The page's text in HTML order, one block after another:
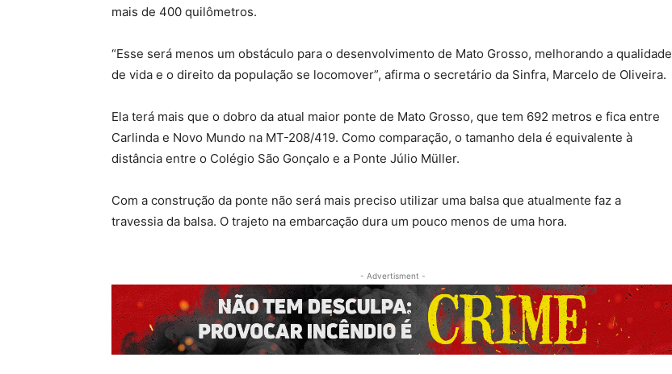
mais de 400 quilômetros.
“Esse será menos um obstáculo para o desenvolvimento de Mato Grosso, melhorando a qualidade
de vida e o direito da população se locomover”, afirma o secretário da Sinfra, Marcelo de Oliveira.
Ela terá mais que o dobro da atual maior ponte de Mato Grosso, que tem 692 metros e fica entre
Carlinda e Novo Mundo na MT-208/419. Como comparação, o tamanho dela é equivalente à
distância entre o Colégio São Gonçalo e a Ponte Júlio Müller.
Com a construção da ponte não será mais preciso utilizar uma balsa que atualmente faz a
travessia da balsa. O trajeto na embarcação dura um pouco menos de uma hora.
- Advertisment -